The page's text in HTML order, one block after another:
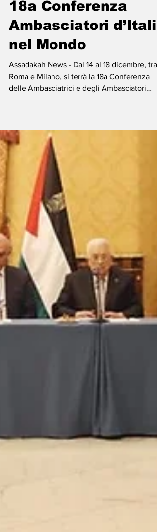
-
5 dic 2025
Tempo di lettura: 1 min
18a Conferenza
Ambasciatori
nel Mondo
delle Ambasciatrici e degli Ambasciatori
d'Italia nel mondo organizzata dalla
Farnesina. Oltre 100, anticipa il Maeci, i capi
missione che, durante i lavori,
approfondiranno il ruolo e gli strumenti con
cui la Farnesina e la sua rete diplomatico-
consolare promuovono l’immagine e i valori
del nostro Paese sulla scena internazionale.
“Dietro la diplomazia italiana – evidenzia il
Maeci – c'è un